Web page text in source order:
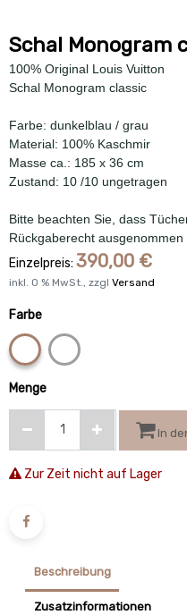
Schal Monogram
100% Original Louis Vuitton
Schal Monogram classic
Farbe: dunkelblau / grau
Material: 100% Kaschmir
Masse ca.: 185 x 36 cm
Zustand: 10 /10 ungetragen
Bitte beachten Sie, dass
Rückgaberecht ausgenommen
Einzelpreis: 390,00 €
inkl. 0 % MwSt., zzgl Versand
Farbe
Menge
In
Zur Zeit nicht auf Lager
Beschreibung
Zusatzinformationen